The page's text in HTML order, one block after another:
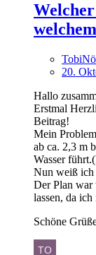
20.
Hallo
Erstmal
Beitrag!
Mein
ab ca. 2,3 m
Wasser
Nun weiß ich
Der Plan war
lassen, da
Schöne